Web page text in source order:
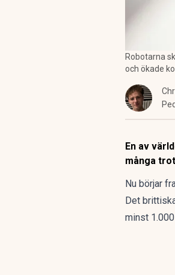
Robotarna
och ökade
En av
många
Nu börjar
Det
minst